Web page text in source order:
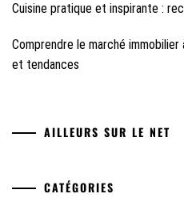
Cuisine pratique et inspirante :
Comprendre le marché
et tendances
AILLEURS SUR LE NET
CATÉGORIES